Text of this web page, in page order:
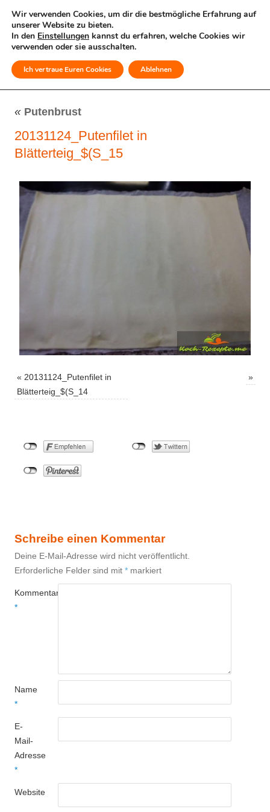
MENÜ
« Putenbrust
20131124_Putenfilet in
Blätterteig_$(S_15
« 20131124_Putenfilet in
Blätterteig_$(S_14
»
Schreibe einen Kommentar
Deine E-Mail-Adresse wird nicht veröffentlicht.
Erforderliche Felder sind mit * markiert
Kommentar
*
Name
*
E-
Mail-
Adresse
*
Website
Wir verwenden Cookies, um dir die bestmögliche Erfahrung auf
unserer Website zu bieten.
In den Einstellungen kannst du erfahren, welche Cookies wir
verwenden oder sie ausschalten.
Ich vertraue Euren Cookies Ablehnen